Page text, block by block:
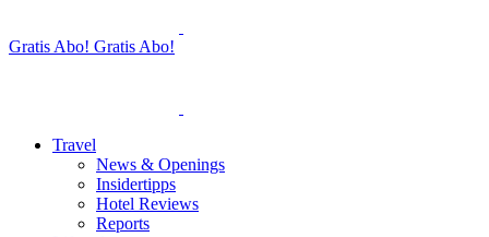
Gratis Abo! Gratis Abo!
Travel
News & Openings
Insidertipps
Hotel Reviews
Reports